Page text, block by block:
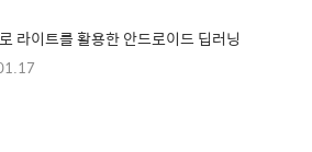
라이트를 활용한 안드로이드 딥러닝